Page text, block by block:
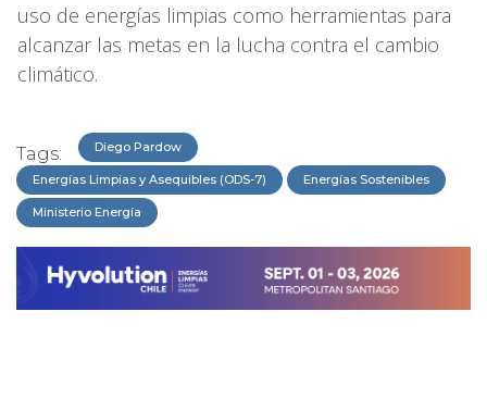
uso de energías limpias como herramientas para
alcanzar las metas en la lucha contra el cambio
climático.
Tags: Diego Pardow
Energías Limpias y Asequibles (ODS-7) Energías Sostenibles
Ministerio Energía